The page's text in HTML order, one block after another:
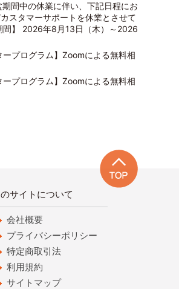
間中の休業に伴い、下記日程にお
スタマーサポートを休業とさせて
間】 2026年8月13日（木）～2026
プログラム】Zoomによる無料相
プログラム】Zoomによる無料相
サイトについて
会社概要
プライバシーポリシー
特定商取引法
利用規約
サイトマップ